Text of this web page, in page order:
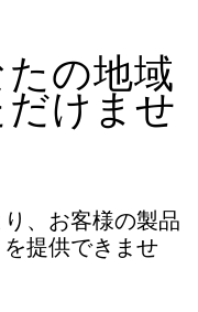
の地域
けませ
、お客様の製品
提供できませ